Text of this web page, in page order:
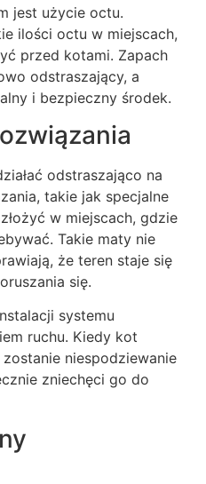
jest użycie octu.
ilości octu w miejscach,
przed kotami. Zapach
odstraszający, a
i bezpieczny środek.
odstraszająco na
takie jak specjalne
w miejscach, gdzie
Takie maty nie
że teren staje się
się.
systemu
ruchu. Kiedy kot
niespodziewanie
zniechęci go do